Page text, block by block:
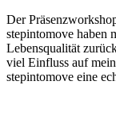
Der
stepintomove haben
Lebensqualität
viel Einfluss auf
stepintomove eine